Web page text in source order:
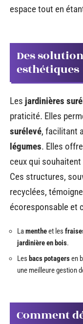
espace tout en
Des
esthétiques
Les jardinières
praticité. Elles
surélevé, facilitant
légumes. Elles
ceux qui
Ces structures,
recyclées,
écoresponsable et
Lamentheet les
jardinière en bois.
Les bacs potagersen
une meilleure gestion
Comment